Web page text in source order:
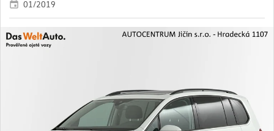
01/2019